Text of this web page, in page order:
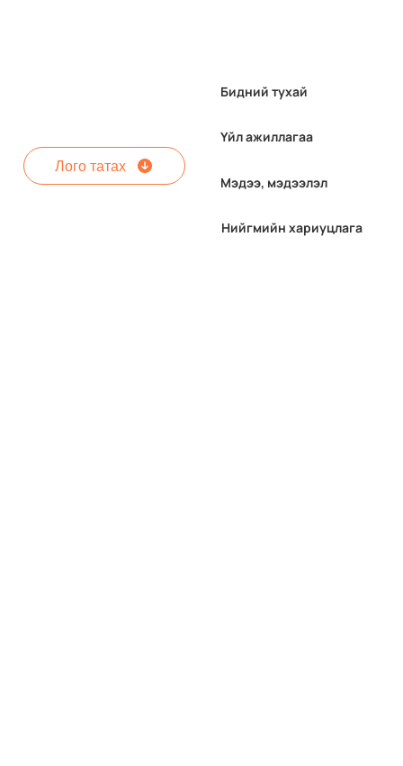
Лого татах
Бидний тухай
Үйл ажиллагаа
Мэдээ, мэдээлэл
Нийгмийн хариуцлага